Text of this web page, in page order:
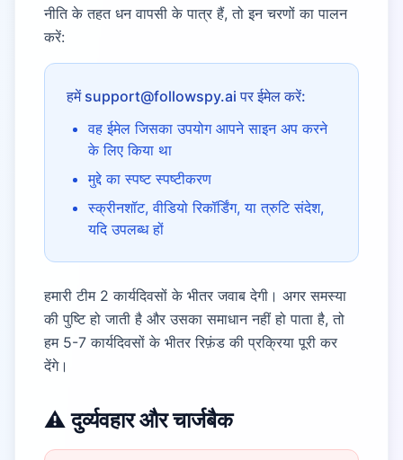
नीति के तहत धन वापसी के पात्र हैं, तो इन चरणों का पालन
करें:
हमें support@followspy.ai पर ईमेल करें:
वह ईमेल जिसका उपयोग आपने साइन अप करने
के लिए किया था
मुद्दे का स्पष्ट स्पष्टीकरण
स्क्रीनशॉट, वीडियो रिकॉर्डिंग, या त्रुटि संदेश,
यदि उपलब्ध हों
हमारी टीम 2 कार्यदिवसों के भीतर जवाब देगी। अगर समस्या
की पुष्टि हो जाती है और उसका समाधान नहीं हो पाता है, तो
हम 5-7 कार्यदिवसों के भीतर रिफ़ंड की प्रक्रिया पूरी कर
देंगे।
⚠️ दुर्व्यवहार और चार्जबैक